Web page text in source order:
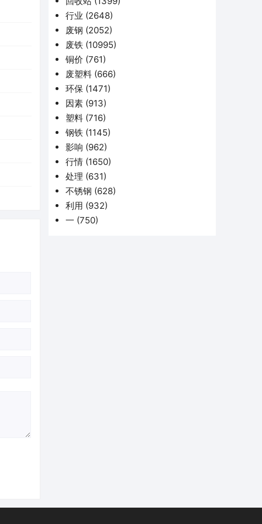
行业 (2648)
废钢 (2052)
废铁 (10995)
铜价 (761)
废塑料 (666)
环保 (1471)
因素 (913)
塑料 (716)
钢铁 (1145)
影响 (962)
行情 (1650)
处理 (631)
不锈钢 (628)
利用 (932)
一 (750)